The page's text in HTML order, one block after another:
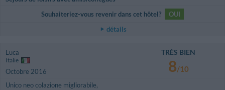
Souhaiteriez-vous revenir dans cet hôtel?
OUI
détails
Luca
Italie
Octobre 2016
TRÈS BIEN
8/10
Unico neo colazione migliorabile,